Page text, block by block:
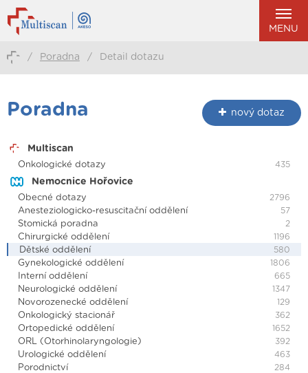
MENU
/ Poradna / Detail dotazu
Poradna nový dotaz
Multiscan
Onkologické dotazy 435
Nemocnice Hořovice
Obecné dotazy 2796
Anesteziologicko-resuscitační oddělení 57
Stomická poradna 2
Chirurgické oddělení 1196
Dětské oddělení 580
Gynekologické oddělení 1806
Interní oddělení 665
Neurologické oddělení 1347
Novorozenecké oddělení 129
Onkologický stacionář 362
Ortopedické oddělení 1652
ORL (Otorhinolaryngologie) 392
Urologické oddělení 463
Porodnictví 284